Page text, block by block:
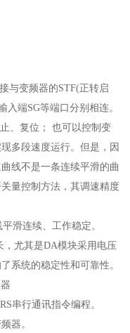
与变频器的STF(正转启
端SG等端口分别相连。
、复位； 也可以控制变
多段速度运行。但是，因
线不是一条连续平滑的曲
量控制方法，其调速精度
滑连续、工作稳定。
尤其是DA模块采用电压
系统的稳定性和可靠性。
串行通讯指令编程。
器。